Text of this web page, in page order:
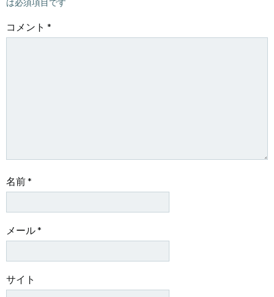
ー
コメント *
名前*
メール*
サイト